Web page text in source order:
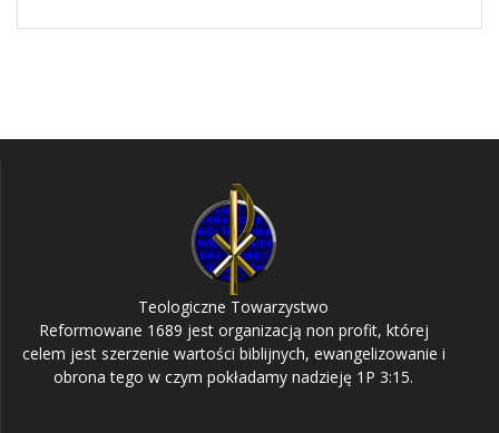
Teologiczne Towarzystwo
Reformowane 1689 jest organizacją non profit, której
celem jest szerzenie wartości biblijnych, ewangelizowanie i
obrona tego w czym pokładamy nadzieję 1P 3:15.